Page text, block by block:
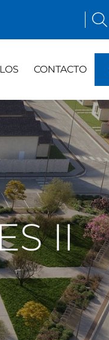
CONTACTO
II